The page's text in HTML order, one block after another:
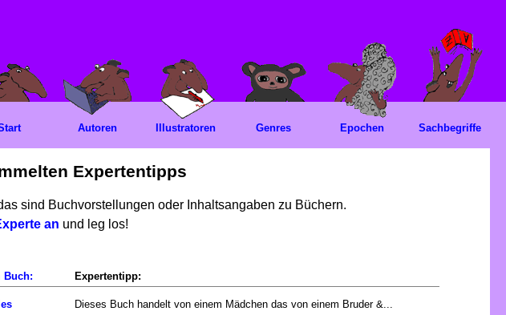
Expertentipps
sind Buchvorstellungen oder Inhaltsangaben zu Büchern.
an und leg los!
Buch: Expertentipp:
Dieses Buch handelt von einem Mädchen das von einem Bruder &...
Autoren Illustratoren Genres Epochen Sachbegriffe